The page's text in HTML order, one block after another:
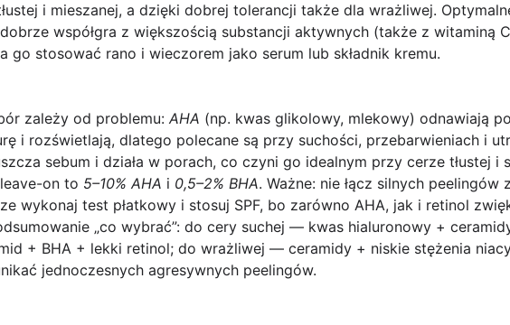
i mieszanej, a dzięki dobrej tolerancji także dla wrażliwej.
współgra z większością substancji aktywnych (także z witaminą
go stosować rano i wieczorem jako serum lub składnik kremu.
zależy od problemu: AHA (np. kwas glikolowy, mlekowy) odnawiają
i rozświetlają, dlatego polecane są przy suchości, przebarwieniach i
sebum i działa w porach, co czyni go idealnym przy cerze tłustej i
on to 5–10% AHA i 0,5–2% BHA. Ważne: nie łącz silnych
wykonaj test płatkowy i stosuj SPF, bo zarówno AHA, jak i retinol
„co wybrać”: do cery suchej — kwas hialuronowy +
+ BHA + lekki retinol; do wrażliwej — ceramidy + niskie stężenia
jednoczesnych agresywnych peelingów.